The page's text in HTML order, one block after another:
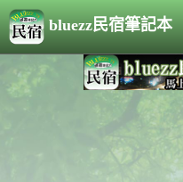
bluezz民宿筆記本